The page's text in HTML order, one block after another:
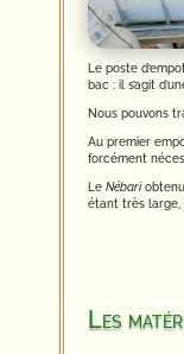
Le poste
bac : il s’agit
Nous pouvons
Au premier
forcément
Le Nébariobtenu
étant très large,
Les